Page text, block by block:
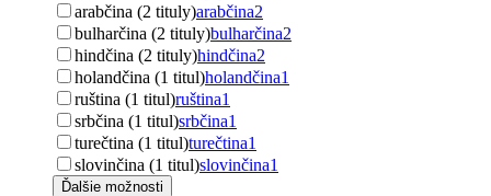
arabčina (2 tituly)arabčina2
bulharčina (2 tituly)bulharčina2
hindčina (2 tituly)hindčina2
holandčina (1 titul)holandčina1
ruština (1 titul)ruština1
srbčina (1 titul)srbčina1
turečtina (1 titul)turečtina1
slovinčina (1 titul)slovinčina1
Ďalšie možnosti